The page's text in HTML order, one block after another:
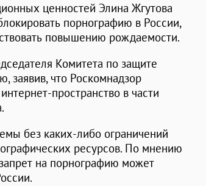
ценностей Элина Жгутова
порнографию в России,
повышению рождаемости.
Комитета по защите
заявив, что Роскомнадзор
пространство в части
без каких-либо ограничений
ресурсов. По мнению
на порнографию может